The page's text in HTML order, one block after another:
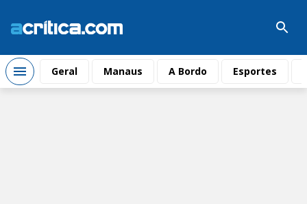
Geral Manaus A Bordo Esportes